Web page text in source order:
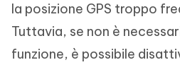
la posizione GPS troppo
Tuttavia, se non è
funzione, è possibile